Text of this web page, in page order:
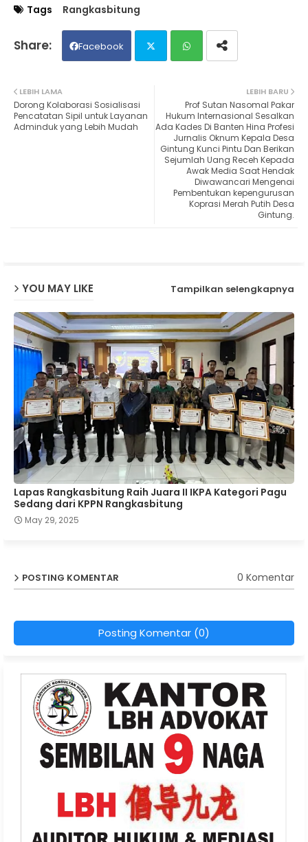
Tags Rangkasbitung
Facebook
ats
ap
p
LEBIH BARU
Prof Sutan Nasomal Pakar
Hukum Internasional Sesalkan
Ada Kades Di Banten Hina Profesi
Jurnalis Oknum Kepala Desa
Gintung Kunci Pintu Dan Berikan
Sejumlah Uang Receh Kepada
Awak Media Saat Hendak
Diwawancari Mengenai
Pembentukan kepengurusan
Koprasi Merah Putih Desa
Gintung.
LEBIH LAMA
Dorong Kolaborasi Sosialisasi
Pencatatan Sipil untuk Layanan
Adminduk yang Lebih Mudah
YOU MAY LIKE Tampilkan selengkapnya
Lapas Rangkasbitung Raih Juara II IKPA Kategori Pagu
Sedang dari KPPN Rangkasbitung
May 29, 2025
POSTING KOMENTAR 0 Komentar
Posting Komentar (0)